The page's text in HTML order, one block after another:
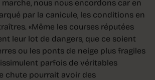
nous nous encordons car en
par la canicule, les conditions en
«Même les courses réputées
leur lot de dangers, que ce soient
ou les ponts de neige plus fragiles
parfois de véritables
chute pourrait avoir des